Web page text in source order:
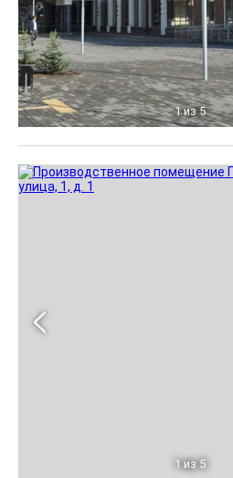
1 из 5
1 из 5